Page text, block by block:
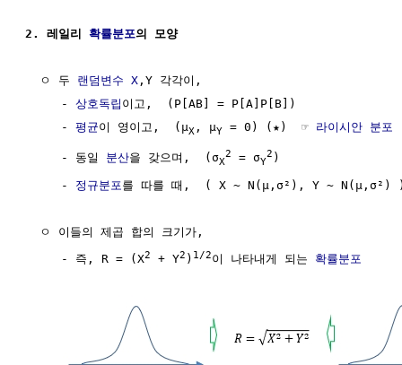
2. 레일리 확률분포의 모양
  ㅇ 두
랜덤변수 X ,Y 각각이,
     -
상호독립 이고,  (P[AB] = P[A]P[B])
     -
평균이 영이고,  (μX , μY = 0) (★)  ☞ 라이시안 분포
     - 동일
분산을 갖으며,  (σX
2 = σY
2 )
     -
정규분포를 따를 때,  ( X ~ N(μ,σ²), Y ~ N(μ,σ²)
  ㅇ 이들의 제곱 합의 크기가,
     - 즉, R = (X
2 + Y2 ) 1/2이 나타내게 되는 확률분포